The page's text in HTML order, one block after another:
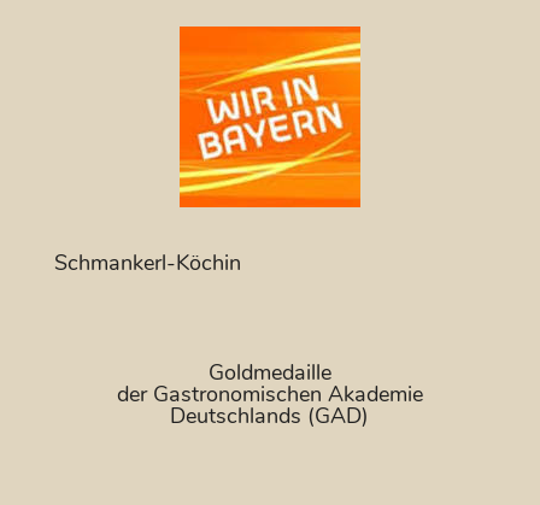
Schmankerl-Köchin
Goldmedaille
der Gastronomischen Akademie
Deutschlands (GAD)